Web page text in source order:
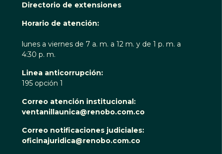
Directorio de extensiones
Horario de atención:
lunes a viernes de 7 a. m. a 12 m. y de 1 p. m. a
4:30 p. m.
Linea anticorrupción:
195 opción 1
Correo atención institucional:
ventanillaunica@renobo.com.co
Correo notificaciones judiciales:
oficinajuridica@renobo.com.co